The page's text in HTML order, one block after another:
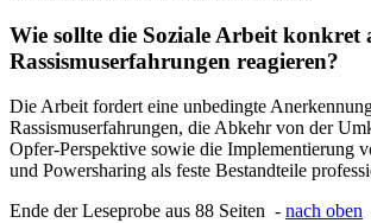
Wie sollte die Soziale Arbeit konkret
Rassismuserfahrungen reagieren?
Die Arbeit fordert eine unbedingte
Rassismuserfahrungen, die Abkehr von der
Opfer-Perspektive sowie die Implementierung
und Powersharing als feste Bestandteile
Ende der Leseprobe aus 88 Seiten - nach oben